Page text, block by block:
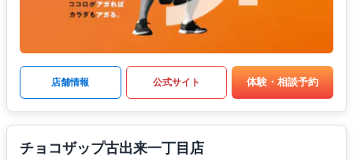
店舗情報 公式サイト 体験・相談予約
チョコザップ古出来一丁目店